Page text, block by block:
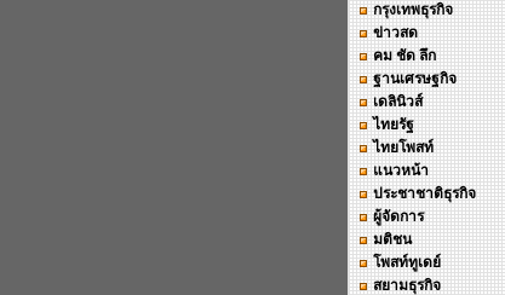
กรุงเทพธุรกิจ
ข่าวสด
คม ชัด ลึก
ฐานเศรษฐกิจ
เดลินิวส์
ไทยรัฐ
ไทยโพสท์
แนวหน้า
ประชาชาติธุรกิจ
ผู้จัดการ
มติชน
โพสท์ทูเดย์
สยามธุรกิจ